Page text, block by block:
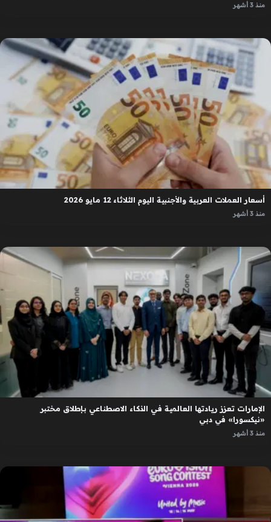
منذ 3 أشهر
أسعار العملات العربية والأجنبية اليوم الثلاثاء 12 مايو 2026
منذ 3 أشهر
الإمارات تعزز ريادتها العالمية في الذكاء الاصطناعي بإطلاق مختبر
«نيكسورا» في دبي
منذ 3 أشهر